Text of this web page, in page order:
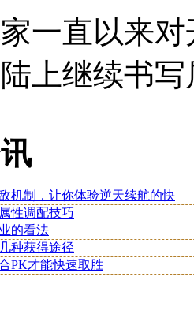
一直以来
上继续书
机制，让你体验逆天续航的快
性调配技巧
的看法
种获得途径
PK才能快速取胜